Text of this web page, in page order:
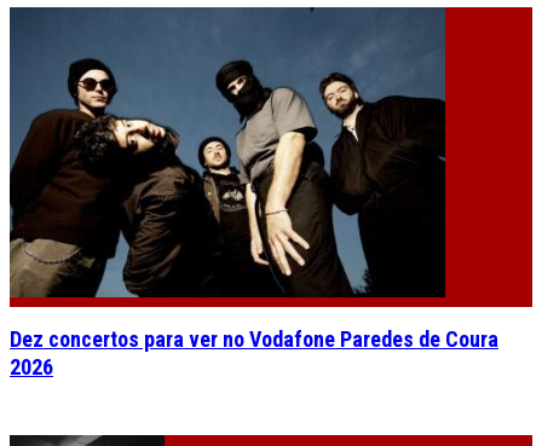
Dez concertos para ver no Vodafone Paredes de Coura
2026